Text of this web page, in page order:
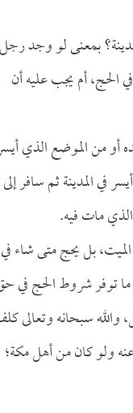
بمعنى لو وجد
الحج، أم يجب عليه أن
أو من الموضع الذي
في المدينة ثم سافر إلى
مات فيه.
الميت، بل يحج متى شاء في
توفر شروط الحج في
والله سبحانه وتعالى
ولو كان من أهل مكة؛